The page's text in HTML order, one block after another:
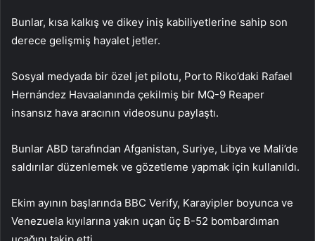
Bunlar, kısa kalkış ve dikey iniş kabiliyetlerine sahip son
derece gelişmiş hayalet jetler.
Sosyal medyada bir özel jet pilotu, Porto Riko’daki Rafael
Hernández Havaalanında çekilmiş bir MQ-9 Reaper
insansız hava aracının videosunu paylaştı.
Bunlar ABD tarafından Afganistan, Suriye, Libya ve Mali’de
saldırılar düzenlemek ve gözetleme yapmak için kullanıldı.
Ekim ayının başlarında BBC Verify, Karayipler boyunca ve
Venezuela kıyılarına yakın uçan üç B-52 bombardıman